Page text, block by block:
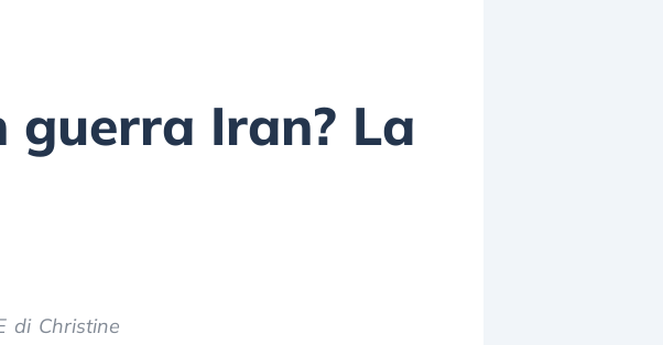
guerra Iran? La
di Christine